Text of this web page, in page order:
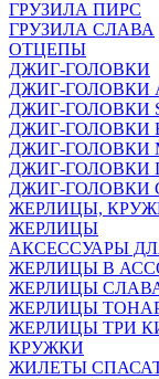
ГРУЗИЛА ПИРС
ГРУЗИЛА СЛАВА
ОТЦЕПЫ
ДЖИГ-ГОЛОВКИ
ДЖИГ-ГОЛОВКИ
ДЖИГ-ГОЛОВКИ
ДЖИГ-ГОЛОВКИ
ДЖИГ-
ДЖИГ-ГОЛОВКИ
ДЖИГ-ГОЛОВКИ
ЖЕРЛИЦЫ,
ЖЕРЛИЦЫ
АКСЕССУАРЫ
ЖЕРЛИЦЫ В
ЖЕРЛИЦЫ
ЖЕРЛИЦЫ
ЖЕРЛИЦЫ ТРИ
КРУЖКИ
ЖИЛЕТЫ